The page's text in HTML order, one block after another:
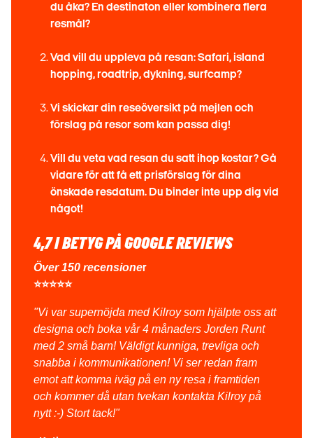
du åka? En destinaton eller kombinera flera
resmål?
Vad vill du uppleva på resan: Safari, island
hopping, roadtrip, dykning, surfcamp?
Vi skickar din reseöversikt på mejlen och
förslag på resor som kan passa dig!
Vill du veta vad resan du satt ihop kostar? Gå
vidare för att få ett prisförslag för dina
önskade resdatum. Du binder inte upp dig vid
något!
4,7 I BETYG PÅ GOOGLE REVIEWS
Över 150 recensioner
⭐⭐⭐⭐⭐
"Vi var supernöjda med Kilroy som hjälpte oss att
designa och boka vår 4 månaders Jorden Runt
med 2 små barn! Väldigt kunniga, trevliga och
snabba i kommunikationen! Vi ser redan fram
emot att komma iväg på en ny resa i framtiden
och kommer då utan tvekan kontakta Kilroy på
nytt :-) Stort tack!"